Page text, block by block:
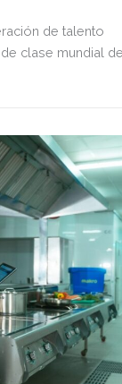
de talento
clase mundial